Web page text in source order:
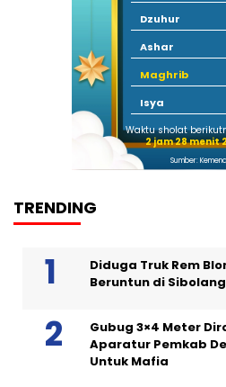
Dzuhur
Ashar
Maghrib
Isya
Waktu sholat
2 jam 28 menit
Sumber:
TRENDING
Diduga Truk Rem
Beruntun di
Gubug 3×4 Meter
Aparatur Pemkab
Untuk Mafia